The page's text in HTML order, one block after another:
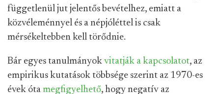
függetlenül jut jelentős bevételhez, emiatt a
közvéleménnyel és a népjóléttel is csak
mérsékeltebben kell törődnie.
Bár egyes tanulmányok vitatják a kapcsolatot, az
empirikus kutatások többsége szerint az 1970-es
évek óta megfigyelhető, hogy negatív az